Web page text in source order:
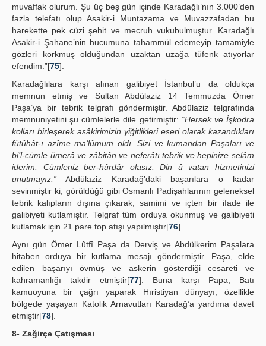
muvaffak olurum. Şu üç beş gün içinde Karadağlı’nın 3.000’den
fazla telefatı olup Asakir-i Muntazama ve Muvazzafadan bu
harekette pek cüzi şehit ve mecruh vukubulmuştur. Karadağlı
Asakir-i Şahane’nin hucumuna tahammül edemeyip tamamiyle
gözleri korkmuş olduğundan uzaktan uzağa tüfenk atıyorlar
efendim.”[75].
Karadağlılara karşı alınan galibiyet İstanbul’u da oldukça
memnun etmiş ve Sultan Abdülaziz 14 Temmuzda Ömer
Paşa’ya bir tebrik telgrafı göndermiştir. Abdülaziz telgrafında
memnuniyetini şu cümlelerle dile getirmiştir: “Hersek ve İşkodra
kolları birleşerek asâkirimizin yiğitlikleri eseri olarak kazandıkları
fütûhât-ı azîme ma‘lûmum oldı. Sizi ve kumandan Paşaları ve
bi’l-cümle ümerâ ve zâbitân ve neferâtı tebrik ve hepinize selâm
iderim. Cümleniz ber-hûrdâr olasız. Din û vatan hizmetinizi
unutmayız.” Abdülaziz Karadağ’daki başarılara o kadar
sevinmiştir ki, görüldüğü gibi Osmanlı Padişahlarının geleneksel
tebrik kalıpların dışına çıkarak, samimi ve içten bir ifade ile
galibiyeti kutlamıştır. Telgraf tüm orduya okunmuş ve galibiyeti
kutlamak için 21 pare top atışı yapılmıştır[76].
Aynı gün Ömer Lûtfî Paşa da Derviş ve Abdülkerim Paşalara
hitaben orduya bir kutlama mesajı göndermiştir. Paşa, elde
edilen başarıyı övmüş ve askerin gösterdiği cesareti ve
kahramanlığı takdir etmiştir[77]. Buna karşı Papa, Batı
kamuoyuna bir çağrı yaparak Hıristiyan dünyayı, özellikle
bölgede yaşayan Katolik Arnavutları Karadağ’a yardıma davet
etmiştir[78].
8- Zağirçe Çatışması